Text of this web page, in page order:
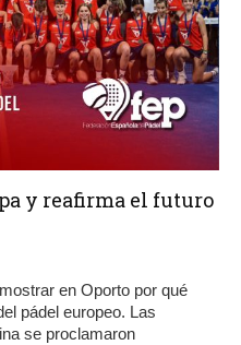
y reafirma el futuro
en Oporto por qué
pádel europeo. Las
se proclamaron